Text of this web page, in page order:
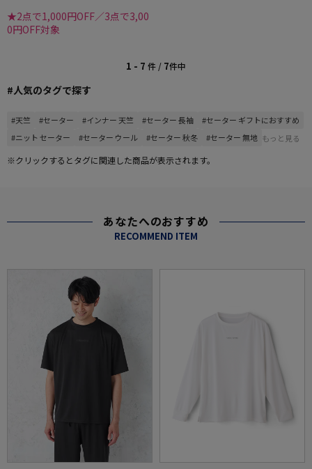
★2点で1,000円OFF／3点で3,00
0円OFF対象
1 - 7 件 / 7件中
#人気のタグで探す
#天竺 #セーター #インナー 天竺 #セーター 長袖
#セーター ギフトにおすすめ
#ニット セーター
#セーター ウール #セーター 秋冬 #セーター 無地 もっと見る
※クリックするとタグに関連した商品が表示されます。
あなたへのおすすめ
RECOMMEND ITEM